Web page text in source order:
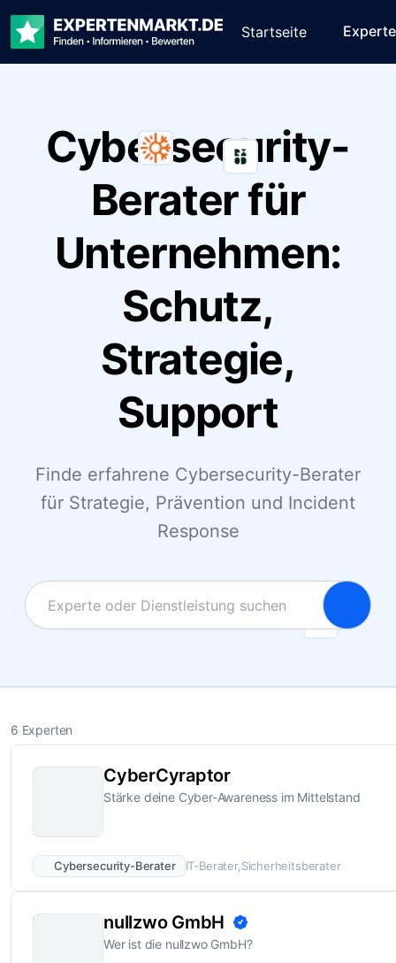
Startseite
Cybersecurity-
Berater für
Unternehmen:
Schutz,
Strategie,
Support
Finde erfahrene Cybersecurity-Berater
für Strategie, Prävention und Incident
Response
6 Experten
CyberCyraptor
Stärke deine Cyber-Awareness im Mittelstand
Cybersecurity-Berater IT-Berater Sicherheitsberater
nullzwo GmbH
Wer ist die nullzwo GmbH?